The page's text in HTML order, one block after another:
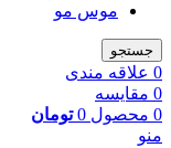
موس مو
جستجو
0 علاقه مندی
0 مقایسه
0 محصول 0 تومان
منو